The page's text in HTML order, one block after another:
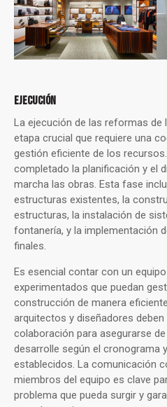
EJECUCIÓN
La ejecución de las reformas
etapa crucial que requiere una
gestión eficiente de los
completado la planificación y el
marcha las obras. Esta fase
estructuras existentes, la
estructuras, la instalación de
fontanería, y la implementación
finales.
Es esencial contar con un
experimentados que puedan
construcción de manera
arquitectos y diseñadores
colaboración para asegurarse
desarrolle según el cronograma
establecidos. La comunicación
miembros del equipo es clave
problema que pueda surgir y